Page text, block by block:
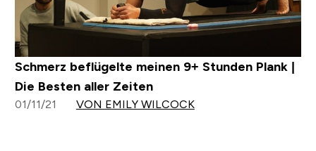
Schmerz beflügelte meinen 9+ Stunden Plank |
Die Besten aller Zeiten
01/11/21 VON EMILY WILCOCK